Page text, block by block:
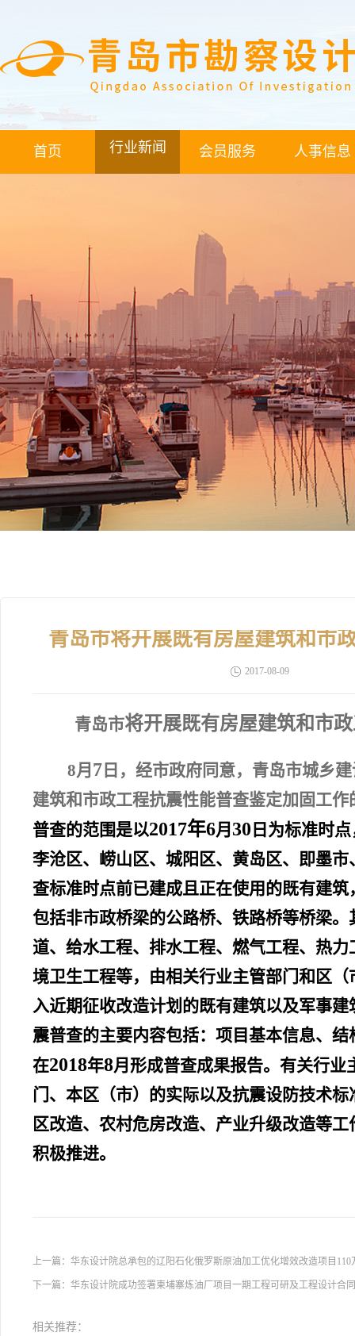
首页 行业新闻 会员服务 人事信息
青岛市将开展既有房屋建筑和市
2017-08-09
青岛市将开展既有房屋建筑和市
8月 7 日 ，经市政府同意，青岛市城乡
建筑和市政工程抗震性能普查鉴定加固工
普查的范围是以2017年6月 30 日为标准时
李沧区、崂山区、城阳区、黄岛区、即墨
查标准时点前已建成且正在使用的既有建
包括非市政桥梁的公路桥、铁路桥等桥梁
道、给水工程、排水工程、燃气工程、热
境卫生工程等，由相关行业主管部门和区
入近期征收改造计划的既有建筑以及军事
震普查的主要内容包括：项目基本信息、
在2018年8月形成普查成果报告。有关行
门、本区（市）的实际以及抗震设防技术
区改造、农村危房改造、产业升级改造等
积极推进。
上一篇： 华东设计院总承包的辽阳石化俄罗斯原油加工优化增效改造项目110
下一篇： 华东设计院成功签署柬埔寨炼油厂项目一期工程可研及工程设计合同
相关推荐：